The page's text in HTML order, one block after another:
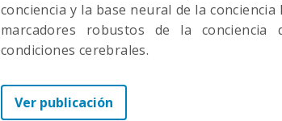
conciencia y la base neural de la
marcadores robustos de la conciencia
condiciones cerebrales.
Ver publicación